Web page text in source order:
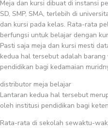
Meja dan kursi dibuat di instansi
SD, SMP, SMA, terlebih di
dan kursi pada kelas. Rata-rata
berfungsi untuk belajar dengan
Pasti saja meja dan kursi mesti
kedua hal tersebut adalah
pendidikan bagi kedamaian
distributor meja belajar
Lantaran kedua hal tersebut
oleh institusi pendidikan bagi
Rata-rata di sekolah sewaktu-